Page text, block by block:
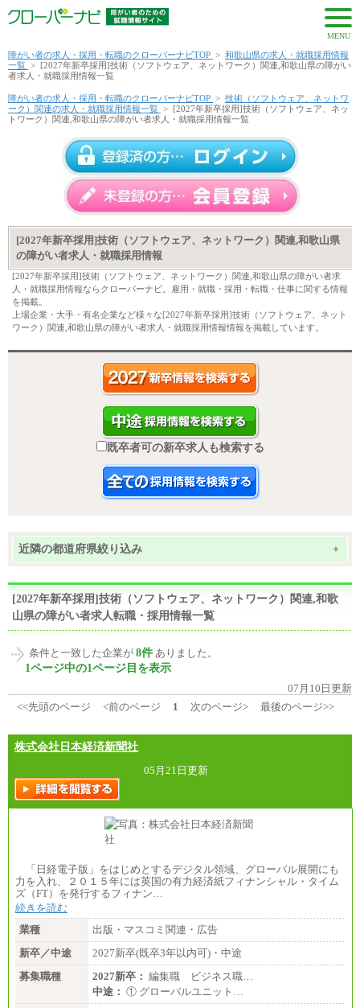
MENU
障がい者の求人・採用・転職のクローバーナビTOP > 和歌山県の求人・就職採用情報
一覧 > [2027年新卒採用]技術（ソフトウェア、ネットワーク）関連,和歌山県の障がい
者求人・就職採用情報一覧
障がい者の求人・採用・転職のクローバーナビTOP > 技術（ソフトウェア、ネットワ
ーク）関連の求人・就職採用情報一覧 > [2027年新卒採用]技術（ソフトウェア、ネッ
トワーク）関連,和歌山県の障がい者求人・就職採用情報一覧
[2027年新卒採用]技術（ソフトウェア、ネットワーク）関連,和歌山県
の障がい者求人・就職採用情報
[2027年新卒採用]技術（ソフトウェア、ネットワーク）関連,和歌山県の障がい者求
人・就職採用情報ならクローバーナビ。雇用・就職・採用・転職・仕事に関する情報
を掲載。
上場企業・大手・有名企業など様々な[2027年新卒採用]技術（ソフトウェア、ネット
ワーク）関連,和歌山県の障がい者求人・就職採用情報情報を掲載しています。
既卒者可の新卒求人も検索する
近隣の都道府県絞り込み +
[2027年新卒採用]技術（ソフトウェア、ネットワーク）関連,和歌
山県の障がい者求人転職・採用情報一覧
条件と一致した企業が 8件 ありました。
1ページ中の1ページ目を表示
07月10日更新
<<先頭のページ
<前のページ 1 次のページ> 最後のページ>>
株式会社日本経済新聞社
05月21日更新
「日経電子版」をはじめとするデジタル領域、グローバル展開にも
力を入れ、２０１５年には英国の有力経済紙フィナンシャル・タイム
ズ（FT）を発行するフィナン…
続きを読む
業種
出版・マスコミ関連・広告
新卒／中途
2027新卒(既卒3年以内可)・中途
募集職種
2027新卒： 編集職 ビジネス職…
中途： ① グローバルユニット…